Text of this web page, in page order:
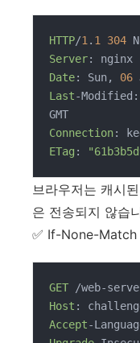
HTTP/1 . 1 304
Server
Date: Sun, 06
Last-
Connection
ETag :
브라우저는 캐시
은 전송되지 않습
✅ If-None-Match
GET /web-
Host :
Accept-